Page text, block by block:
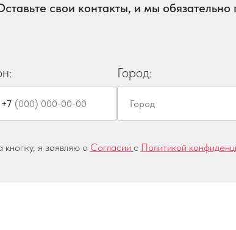
свои контакты, и мы
+7
Город:
я заявляю о Согласии с Политикой